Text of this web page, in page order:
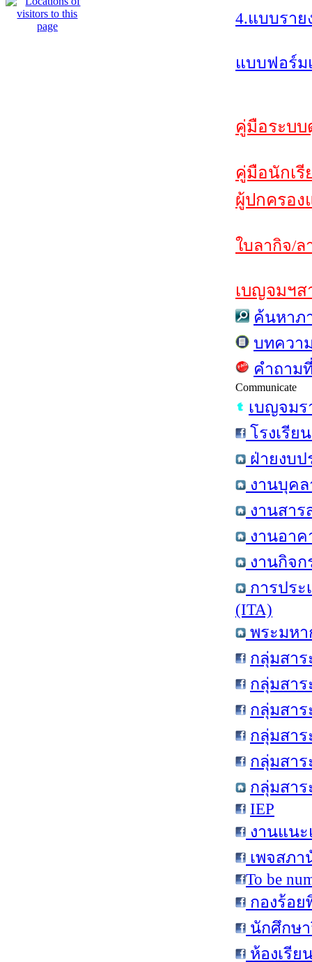
4.แบบราย
แบบฟอร์ม
คู่มือระบบ
คู่มือนักเรี
ผู้ปกครอง
ใบลากิจ/ล
เบญจมฯส
ค้นหาภ
บทควา
คำถาม
Communicate
เบญจม
โรงเรีย
ฝ่ายงบ
งานบุคล
งานสาร
งานอา
งานกิจ
การปร
(ITA)
พระมห
กลุ่มสา
กลุ่มสา
กลุ่มสา
กลุ่มสา
กลุ่มสา
กลุ่มสา
IEP
งานแน
เพจสภา
To be
กองร้อ
นักศึกษ
ห้องเรีย